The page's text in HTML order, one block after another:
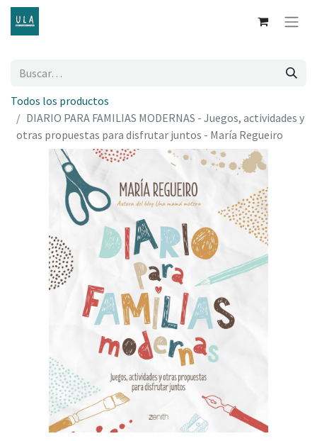
Todos los productos
DIARIO PARA FAMILIAS MODERNAS - Juegos, actividades y
otras propuestas para disfrutar juntos - María Regueiro